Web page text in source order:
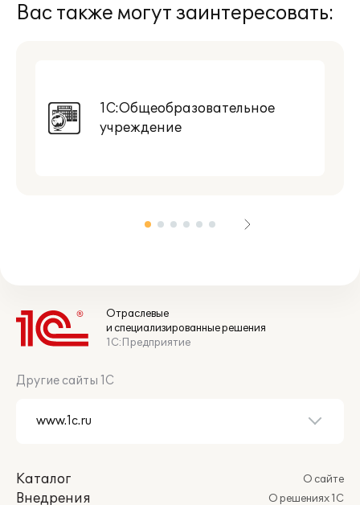
Вас также могут заинтересовать:
1С:Общеобразовательное
учреждение
Отраслевые
и специализированные решения
1С:Предприятие
Другие сайты 1С
Каталог
Внедрения
О сайте
О решениях 1С